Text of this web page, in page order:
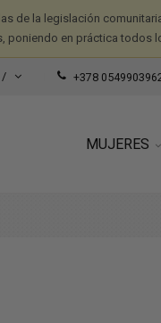
de la legislación
poniendo en práctica
/ +378
MUJERES